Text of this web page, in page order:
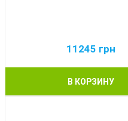
11245 грн
В КОРЗИНУ